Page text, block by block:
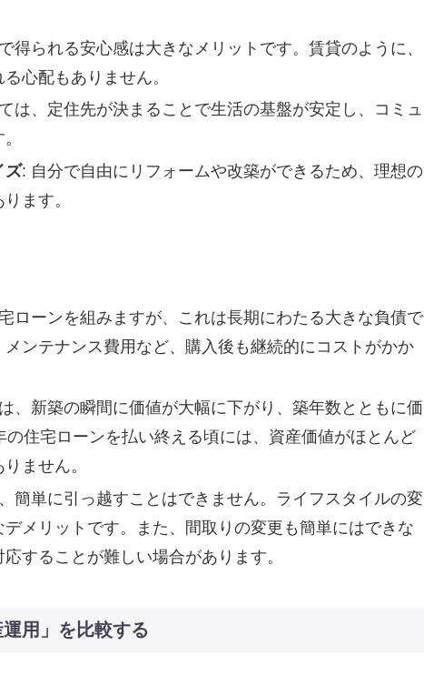
得られる安心感は大きなメリットです。賃貸のように、
心配もありません。
は、定住先が決まることで生活の基盤が安定し、コミュ
ズ: 自分で自由にリフォームや改築ができるため、理想の
ます。
ローンを組みますが、これは長期にわたる大きな負債で
ンテナンス費用など、購入後も継続的にコストがかか
、新築の瞬間に価値が大幅に下がり、築年数とともに価
住宅ローンを払い終える頃には、資産価値がほとんど
ません。
簡単に引っ越すことはできません。ライフスタイルの変
メリットです。また、間取りの変更も簡単にはできな
することが難しい場合があります。
用」を比較する